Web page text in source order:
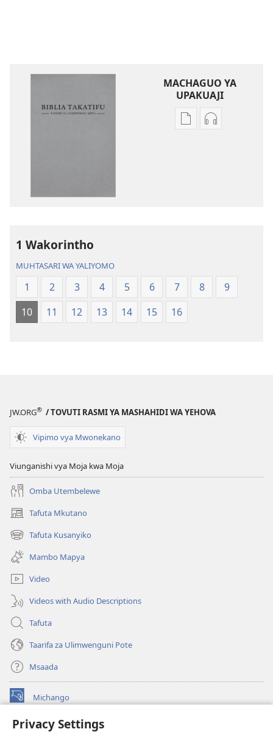
Privacy Settings
MACHAGUO YA
UPAKUAJI
Mbinu
Ulimwengu
Mpya
Mbinu
Ulimwengu
Mpya
1 Wakorintho
MUHTASARI WA YALIYOMO
1 2 3 4 5 6 7 8
9
10
11 12 13 14 15 16
JW.ORG® / TOVUTI RASMI YA MASHAHIDI WA YEHOVA
Vipimo vya Mwonekano
Viunganishi vya Moja kwa Moja
Omba Utembelewe
Tafuta Mkutano
(opens
new
window)
Tafuta Kusanyiko
(opens
new
window)
Mambo Mapya
Video
Videos with Audio Descriptions
Tafuta
Taarifa za Ulimwenguni Pote
Msaada
Michango
(opens
window)Watchtower MAKTABA KWENYE MTANDAO™